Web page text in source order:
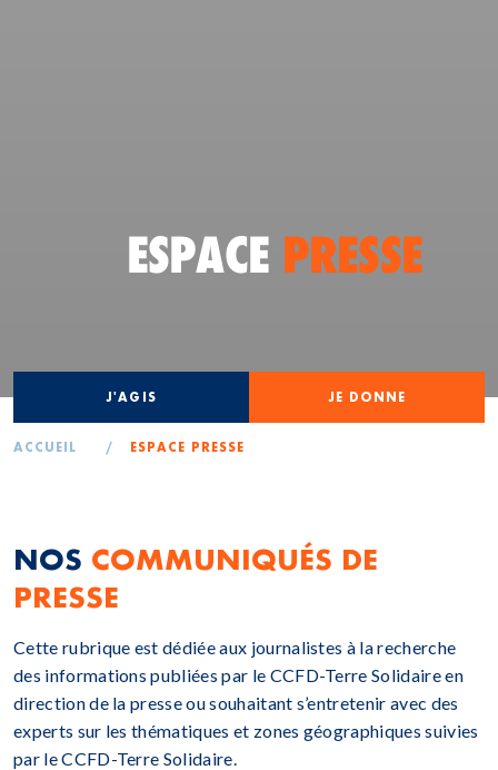
ESPACE PRESSE
J'AGIS JE DONNE
ACCUEIL / ESPACE PRESSE
NOS COMMUNIQUÉS DE
PRESSE
Cette rubrique est dédiée aux journalistes à la recherche
des informations publiées par le CCFD-Terre Solidaire en
direction de la presse ou souhaitant s’entretenir avec des
experts sur les thématiques et zones géographiques suivies
par le CCFD-Terre Solidaire.